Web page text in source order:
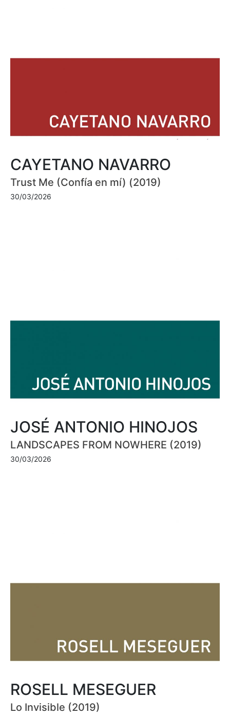
CAYETANO NAVARRO
Trust Me (Confía en mí) (2019)
30/03/2026
JOSÉ ANTONIO HINOJOS
LANDSCAPES FROM NOWHERE (2019)
30/03/2026
ROSELL MESEGUER
Lo Invisible (2019)